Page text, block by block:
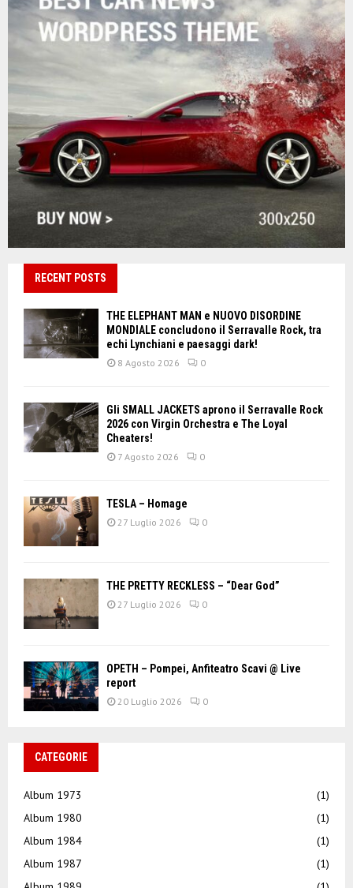
RECENT POSTS
THE ELEPHANT MAN e NUOVO DISORDINE
MONDIALE concludono il Serravalle Rock, tra
echi Lynchiani e paesaggi dark!
8 Agosto 2026 0
Gli SMALL JACKETS aprono il Serravalle Rock
2026 con Virgin Orchestra e The Loyal
Cheaters!
7 Agosto 2026 0
TESLA – Homage
27 Luglio 2026 0
THE PRETTY RECKLESS – “Dear God”
27 Luglio 2026 0
OPETH – Pompei, Anfiteatro Scavi @ Live
report
20 Luglio 2026 0
CATEGORIE
Album 1973
(1)
Album 1980
(1)
Album 1984
(1)
Album 1987
(1)